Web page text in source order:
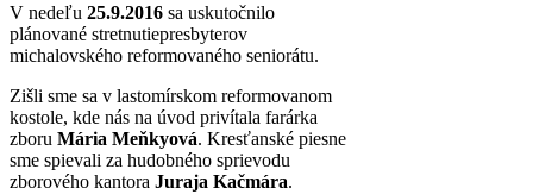
V nedeľu 25.9.2016 sa uskutočnilo
plánované stretnutiepresbyterov
michalovského reformovaného seniorátu.
Zišli sme sa v lastomírskom reformovanom
kostole, kde nás na úvod privítala farárka
zboru Mária Meňkyová. Kresťanské piesne
sme spievali za hudobného sprievodu
zborového kantora Juraja Kačmára.